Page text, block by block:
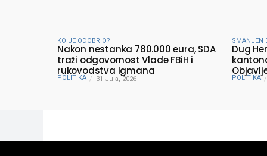
KO JE ODOBRIO?
Nakon nestanka 780.000 eura, SDA
traži odgovornost Vlade FBiH i
rukovodstva Igmana
POLITIKA 31 Jula, 2026
SMANJEN
Dug
POLITIKA